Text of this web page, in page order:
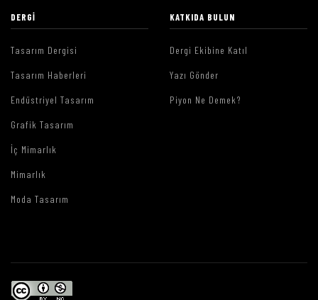
DERGI
Tasarım Dergisi
Tasarım Haberleri
Endüstriyel Tasarım
Grafik Tasarım
İç Mimarlık
Mimarlık
Moda Tasarım
KATKIDA BULUN
Dergi Ekibine Katıl
Yazı Gönder
Piyon Ne Demek?